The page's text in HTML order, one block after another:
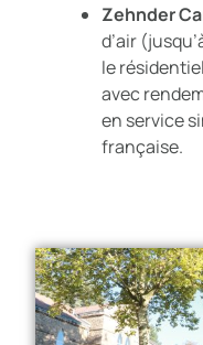
Zehnder
d’air
ler
avec r
en service
française.